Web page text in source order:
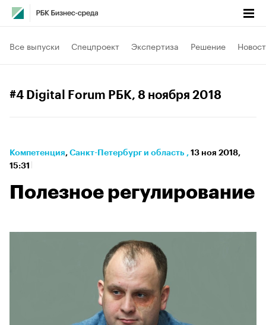
Все выпуски Спецпроект Экспертиза Решение
#4 Digital Forum РБК, 8 ноября 2018
Компетенция⁠, Санкт-Петербург и область , 13 ноя 2018,
15:31
Полезное регулирование